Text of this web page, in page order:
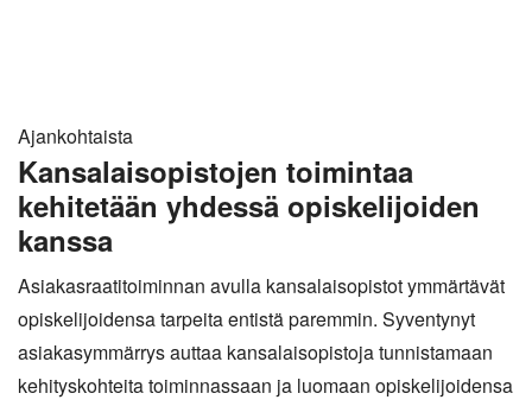
Ajankohtaista
Kansalaisopistojen toimintaa
kehitetään yhdessä opiskelijoiden
kanssa
Asiakasraatitoiminnan avulla kansalaisopistot ymmärtävät
opiskelijoidensa tarpeita entistä paremmin. Syventynyt
asiakasymmärrys auttaa kansalaisopistoja tunnistamaan
kehityskohteita toiminnassaan ja luomaan opiskelijoidensa